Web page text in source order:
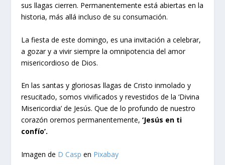
sus llagas cierren. Permanentemente está abiertas en la
historia, más allá incluso de su consumación.
La fiesta de este domingo, es una invitación a celebrar,
a gozar y a vivir siempre la omnipotencia del amor
misericordioso de Dios.
En las santas y gloriosas llagas de Cristo inmolado y
resucitado, somos vivificados y revestidos de la ‘Divina
Misericordia’ de Jesús. Que de lo profundo de nuestro
corazón oremos permanentemente,‘Jesús en ti
confío’.
Imagen de D Casp en Pixabay